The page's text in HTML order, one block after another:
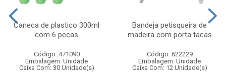
Caneca de plastico 300ml
com 6 pecas
Código: 471090
Embalagem: Unidade
Caixa Com: 30 Unidade(s)
Bandeja petisqueira de
madeira com porta tacas
Código: 622229
Embalagem: Unidade
Caixa Com: 12 Unidade(s)